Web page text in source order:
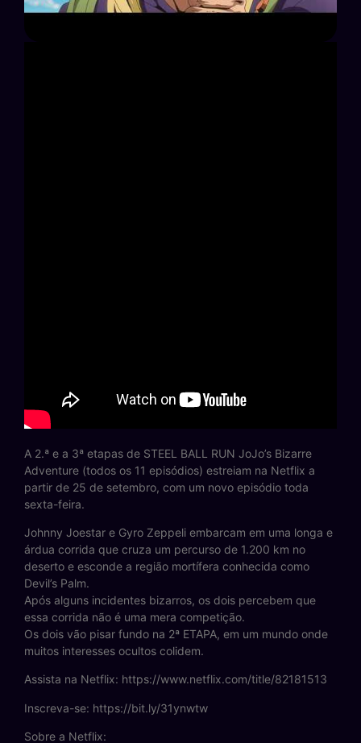
A 2.ª e a 3ª etapas de STEEL BALL RUN JoJo’s Bizarre
Adventure (todos os 11 episódios) estreiam na Netflix a
partir de 25 de setembro, com um novo episódio toda
sexta-feira.
Johnny Joestar e Gyro Zeppeli embarcam em uma longa e
árdua corrida que cruza um percurso de 1.200 km no
deserto e esconde a região mortífera conhecida como
Devil’s Palm.
Após alguns incidentes bizarros, os dois percebem que
essa corrida não é uma mera competição.
Os dois vão pisar fundo na 2ª ETAPA, em um mundo onde
muitos interesses ocultos colidem.
Assista na Netflix: https://www.netflix.com/title/82181513
Inscreva-se: https://bit.ly/31ynwtw
Sobre a Netflix: